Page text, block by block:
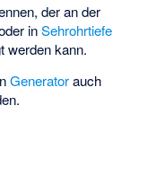
der an der
inSehrohrtiefe
werden kann.
Generatorauch